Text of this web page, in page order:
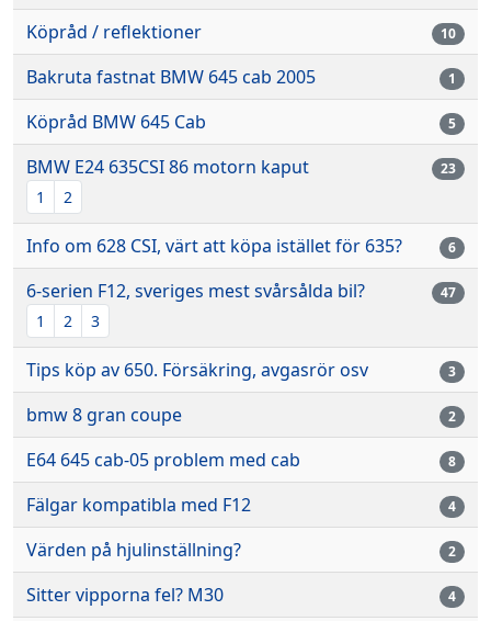
Köpråd / reflektioner 10
Bakruta fastnat BMW 645 cab 2005 1
Köpråd BMW 645 Cab 5
BMW E24 635CSI 86 motorn kaput
1 2
23
Info om 628 CSI, värt att köpa istället för 635? 6
6-serien F12, sveriges mest svårsålda bil?
1 2 3
47
Tips köp av 650. Försäkring, avgasrör osv 3
bmw 8 gran coupe 2
E64 645 cab-05 problem med cab 8
Fälgar kompatibla med F12 4
Värden på hjulinställning? 2
Sitter vipporna fel? M30 4